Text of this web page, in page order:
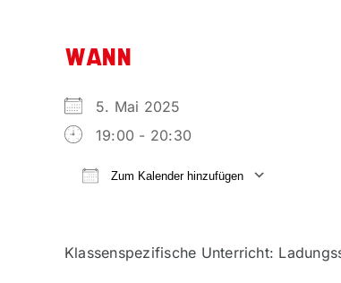
WANN
5. Mai 2025
19:00 - 20:30
Zum Kalender hinzufügen
Klassenspezifische Unterricht: